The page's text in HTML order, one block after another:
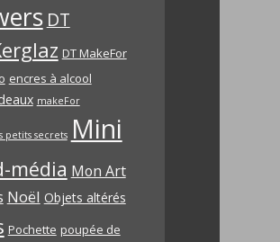
DT
DT MakeFor
encres à alcool
makeFor
petits secrets Mini
média Mon Art
Noël Objets altérés
Pochette poupée de